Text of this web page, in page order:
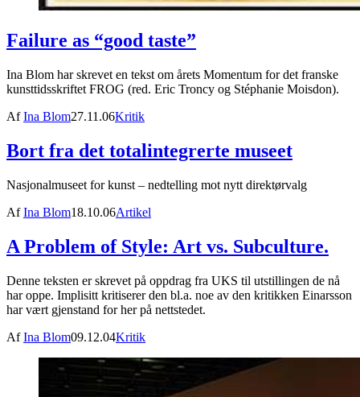
Failure as “good taste”
Ina Blom har skrevet en tekst om årets Momentum for det franske
kunsttidsskriftet FROG (red. Eric Troncy og Stéphanie Moisdon).
AfIna Blom27.11.06Kritik
Bort fra det totalintegrerte museet
Nasjonalmuseet for kunst – nedtelling mot nytt direktørvalg
AfIna Blom18.10.06Artikel
A Problem of Style: Art vs. Subculture.
Denne teksten er skrevet på oppdrag fra UKS til utstillingen de nå
har oppe. Implisitt kritiserer den bl.a. noe av den kritikken Einarsson
har vært gjenstand for her på nettstedet.
AfIna Blom09.12.04Kritik